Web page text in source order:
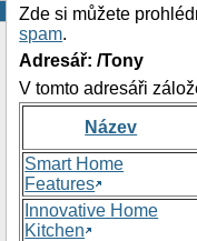
Zde si můžete
spam.
Adresář: /Tony
V tomto adresáři
Název
Smart Home
Features
Innovative Home
Kitchen